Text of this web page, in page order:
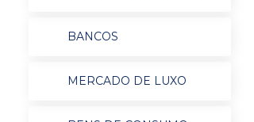
BANCOS
MERCADO DE LUXO